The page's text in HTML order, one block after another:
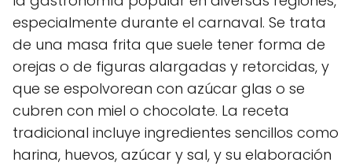
especialmente durante el carnaval. Se trata
de una masa frita que suele tener forma de
orejas o de figuras alargadas y retorcidas, y
que se espolvorean con azúcar glas o se
cubren con miel o chocolate. La receta
tradicional incluye ingredientes sencillos como
harina, huevos, azúcar y sal, y su elaboración